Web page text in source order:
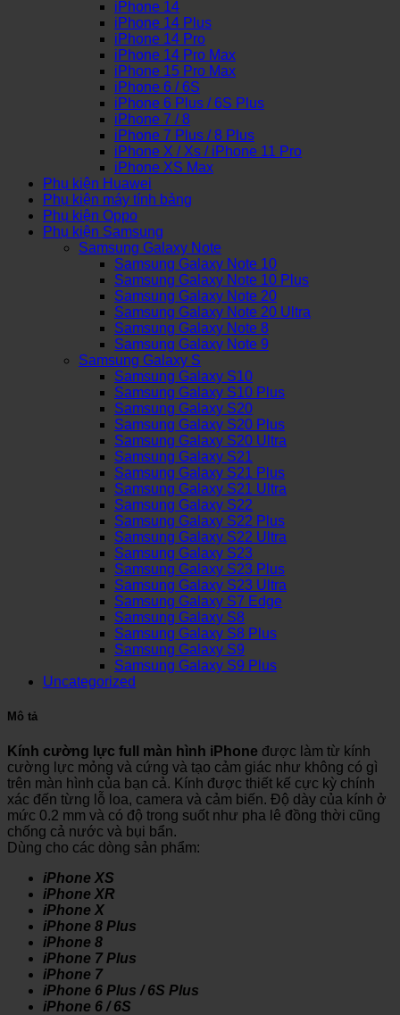
iPhone 14
iPhone 14 Plus
iPhone 14 Pro
iPhone 14 Pro Max
iPhone 15 Pro Max
iPhone 6 / 6S
iPhone 6 Plus / 6S Plus
iPhone 7 / 8
iPhone 7 Plus / 8 Plus
iPhone X / Xs / iPhone 11 Pro
iPhone XS Max
Phụ kiện Huawei
Phụ kiện máy tính bảng
Phụ kiện Oppo
Phụ kiện Samsung
Samsung Galaxy Note
Samsung Galaxy Note 10
Samsung Galaxy Note 10 Plus
Samsung Galaxy Note 20
Samsung Galaxy Note 20 Ultra
Samsung Galaxy Note 8
Samsung Galaxy Note 9
Samsung Galaxy S
Samsung Galaxy S10
Samsung Galaxy S10 Plus
Samsung Galaxy S20
Samsung Galaxy S20 Plus
Samsung Galaxy S20 Ultra
Samsung Galaxy S21
Samsung Galaxy S21 Plus
Samsung Galaxy S21 Ultra
Samsung Galaxy S22
Samsung Galaxy S22 Plus
Samsung Galaxy S22 Ultra
Samsung Galaxy S23
Samsung Galaxy S23 Plus
Samsung Galaxy S23 Ultra
Samsung Galaxy S7 Edge
Samsung Galaxy S8
Samsung Galaxy S8 Plus
Samsung Galaxy S9
Samsung Galaxy S9 Plus
Uncategorized
Mô tả
Kính cường lực full màn hình iPhone được làm từ kính
cường lực mỏng và cứng và tạo cảm giác như không có gì
trên màn hình của bạn cả. Kính được thiết kế cực kỳ chính
xác đến từng lỗ loa, camera và cảm biến. Độ dày của kính ở
mức 0.2 mm và có độ trong suốt như pha lê đồng thời cũng
chống cả nước và bụi bẩn.
Dùng cho các dòng sản phẩm:
iPhone XS
iPhone XR
iPhone X
iPhone 8 Plus
iPhone 8
iPhone 7 Plus
iPhone 7
iPhone 6 Plus / 6S Plus
iPhone 6 / 6S